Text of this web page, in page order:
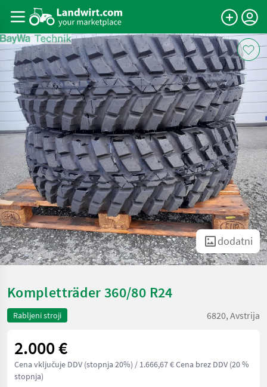
dodatni
Kompletträder 360/80 R24
Rabljeni stroji 6820, Avstrija
2.000 €
Cena vključuje DDV (stopnja 20%) / 1.666,67 € Cena brez DDV (20 %
stopnja)